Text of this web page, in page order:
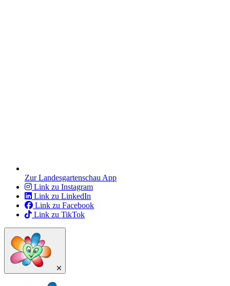
Zur Landesgartenschau App
Link zu Instagram
Link zu LinkedIn
Link zu Facebook
Link zu TikTok